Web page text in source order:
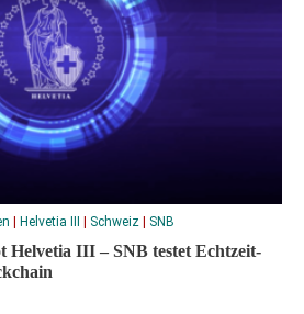
| Helvetia III | Schweiz | SNB
Helvetia III – SNB testet Echtzeit-